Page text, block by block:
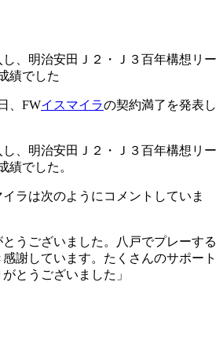
、明治安田Ｊ２・Ｊ３百年構想リー
績でした
、FWイスマイラの契約満了を発表し
、明治安田Ｊ２・Ｊ３百年構想リー
績でした。
ラは次のようにコメントしていま
とうございました。八戸でプレーする
謝しています。たくさんのサポート
とうございました」